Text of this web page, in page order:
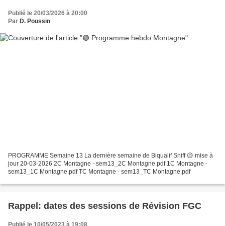
Publié le 20/03/2026 à 20:00
Par D. Poussin
PROGRAMME Semaine 13 La dernière semaine de Biqualif Sniff 😥 mise à
jour 20-03-2026 2C Montagne - sem13_2C Montagne.pdf 1C Montagne -
sem13_1C Montagne.pdf TC Montagne - sem13_TC Montagne.pdf
Rappel: dates des sessions de Révision FGC